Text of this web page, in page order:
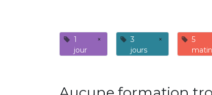
1
jour
×
3
jours
×
5